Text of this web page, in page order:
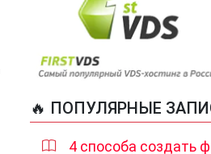
🔥 ПОПУЛЯРНЫЕ
4 способа создать